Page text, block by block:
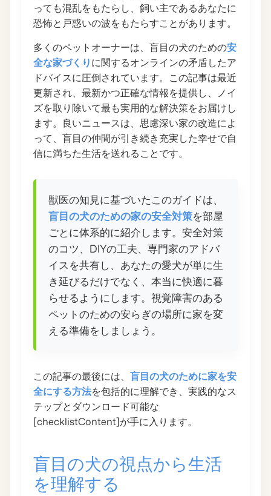
っても混乱をもたらし、飼い主であるあなたに
恐怖と戸惑いの波をもたらすことがあります。
多くのペットオーナーは、盲目の犬のための安
全な家づくりに関するオンラインの矛盾したア
ドバイスに圧倒されています。この記事は最近
更新され、最新かつ正確な情報を提供し、ノイ
ズを取り除いて最も実用的な解決策をお届けし
ます。良いニュースは、思慮深い家の改造によ
って、盲目の仲間が引き続き充実した幸せで自
信に満ちた生活を送れることです。
獣医の知見に基づいたこのガイドは、
盲目の犬のための家の安全対策を部屋
ごとに体系的に紹介します。安全対策
のコツ、DIYの工夫、専門家のアドバ
イスを共有し、あなたの愛犬が単に生
き延びるだけでなく、本当に快適に暮
らせるようにします。視覚障害のある
ペットのための安らぎの場所に家を変
える準備をしましょう。
この記事の最後には、 盲目の犬のために家を安
全にする方法を包括的に理解でき、実践的なス
テップとダウンロード可能な
[checklistContent]が手に入ります。
盲目の犬の視点から生活
を理解する